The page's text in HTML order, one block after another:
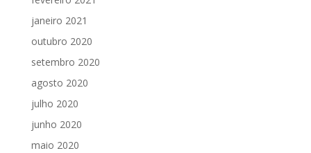
janeiro 2021
outubro 2020
setembro 2020
agosto 2020
julho 2020
junho 2020
maio 2020